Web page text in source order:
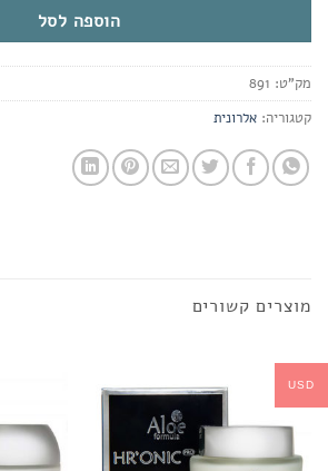
הוספה לסל
מק"ט: 891
קטגוריה: אלרונית
מוצרים קשורים
USD